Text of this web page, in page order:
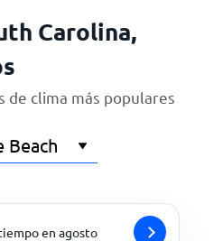
Carolina,
de clima más populares
en agosto